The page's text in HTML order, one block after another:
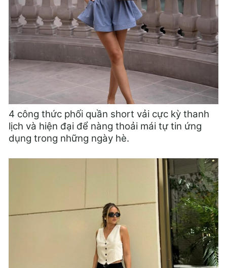
4 công thức phối quần short vải cực kỳ thanh
lịch và hiện đại để nàng thoải mái tự tin ứng
dụng trong những ngày hè.